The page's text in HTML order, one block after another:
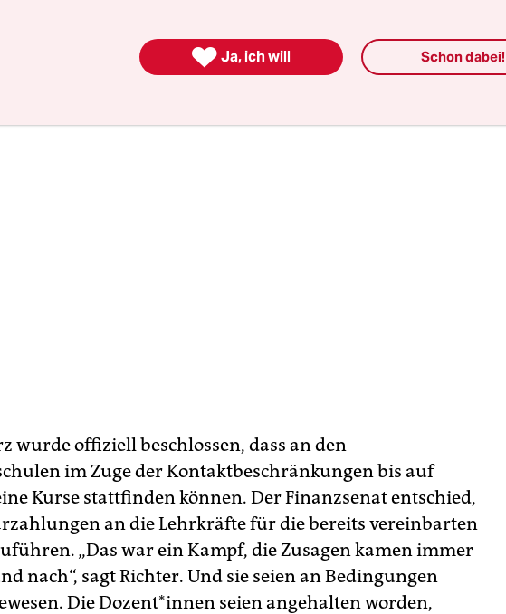
hat die Dozentin Ausfallhonorare für die wegen Corona
Kurse erhalten. Jetzt steht sie erst mal ohne Honorar da.
wurde offiziell beschlossen, dass an den
im Zuge der Kontaktbeschränkungen bis auf
Kurse stattfinden können. Der Finanzsenat entschied,
an die Lehrkräfte für die bereits vereinbarten
„Das war ein Kampf, die Zusagen kamen immer
nach“, sagt Richter. Und sie seien an Bedingungen
Die Dozent*innen seien angehalten worden,
 Ja, ich will Schon dabei!